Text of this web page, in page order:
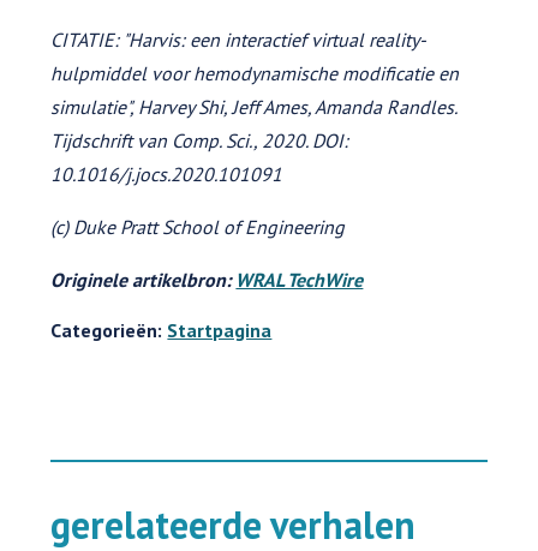
CITATIE: "Harvis: een interactief virtual reality-
hulpmiddel voor hemodynamische modificatie en
simulatie", Harvey Shi, Jeff Ames, Amanda Randles.
Tijdschrift van Comp. Sci., 2020. DOI:
10.1016/j.jocs.2020.101091
(c) Duke Pratt School of Engineering
Originele artikelbron: WRAL TechWire
Categorieën: Startpagina
gerelateerde verhalen